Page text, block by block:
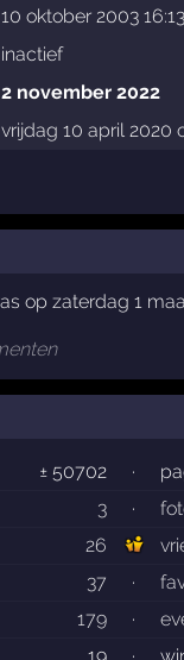
10 oktober 2003 16:13
inactief
2 november 2022
vrijdag 10 april 2020
op zaterdag 1
± 50702 ·
3
·
26
37
·
179
·
19
·